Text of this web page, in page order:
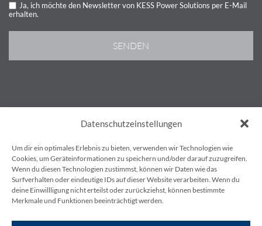
Datenschutzeinstellungen
Um dir ein optimales Erlebnis zu bieten, verwenden wir Technologien wie
Cookies, um Geräteinformationen zu speichern und/oder darauf zuzugreifen.
Wenn du diesen Technologien zustimmst, können wir Daten wie das
Surfverhalten oder eindeutige IDs auf dieser Website verarbeiten. Wenn du
deine Einwillligung nicht erteilst oder zurückziehst, können bestimmte
Merkmale und Funktionen beeinträchtigt werden.
Ja, ich möchte den Newsletter von KESS Power Solutions per E-Mail
erhalten.
AGB’S
KONTAKT
BLOG